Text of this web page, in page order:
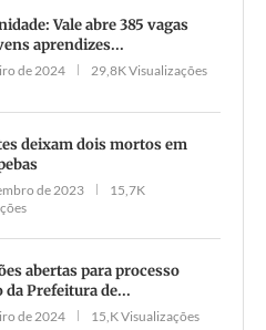
Vale abre 385 vagas
aprendizes...
de 2024 29,8K Visualizações
deixam dois mortos em
de 2023
15,7K
abertas para processo
da Prefeitura de...
de 2024 15,K Visualizações